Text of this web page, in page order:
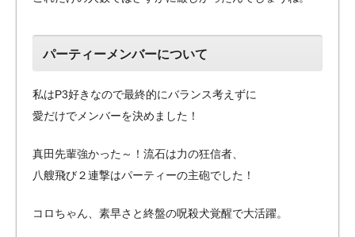
パーティーメンバーについて
私はP3好きなので最終的にバランス考えずに
愛だけでメンバーを決めました！
真田先輩強かった～！流石は力の狂信者、
八艘飛び２連撃はパーティーの主砲でした！
コロちゃん、素早さと終盤の呪殺犬覚醒で大活躍。